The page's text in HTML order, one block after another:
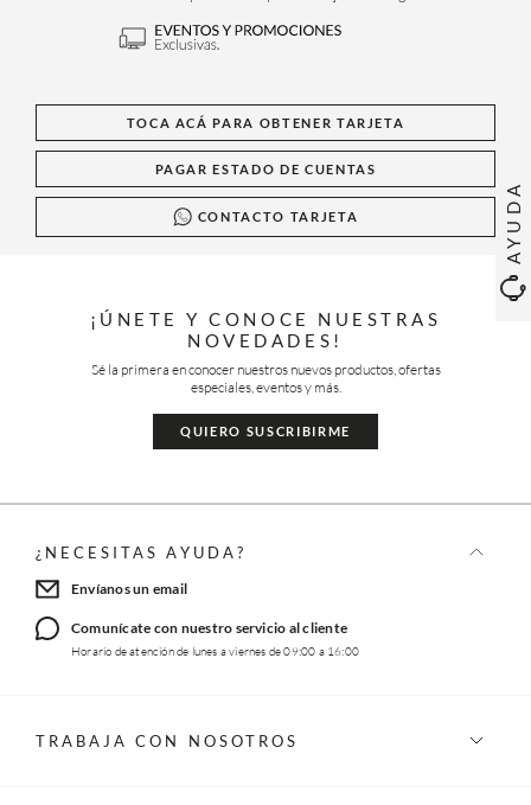
AYUDA
TOCA ACÁ PARA OBTENER TARJETA
PAGAR ESTADO DE CUENTAS
CONTACTO TARJETA
¡ÚNETE Y CONOCE NUESTRAS
NOVEDADES!
Sé la primera en conocer nuestros nuevos productos, ofertas
especiales, eventos y más.
QUIERO SUSCRIBIRME
¿NECESITAS AYUDA?
Envíanos un email
Comunícate con nuestro servicio al cliente
Horario de atención de lunes a viernes de 09:00 a 16:00
TRABAJA CON NOSOTROS